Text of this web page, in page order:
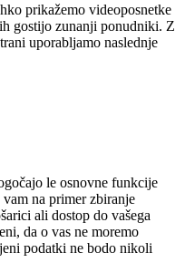
prikažemo videoposnetke
gostijo zunanji ponudniki. Z
uporabljamo naslednje
le osnovne funkcije
na primer zbiranje
ali dostop do vašega
da o vas ne moremo
podatki ne bodo nikoli